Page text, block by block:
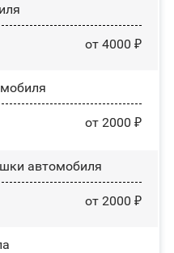
от 4000 ₽
от 2000 ₽
автомобиля
от 2000 ₽